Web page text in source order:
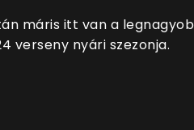
máris itt van a
verseny nyári szezonja.